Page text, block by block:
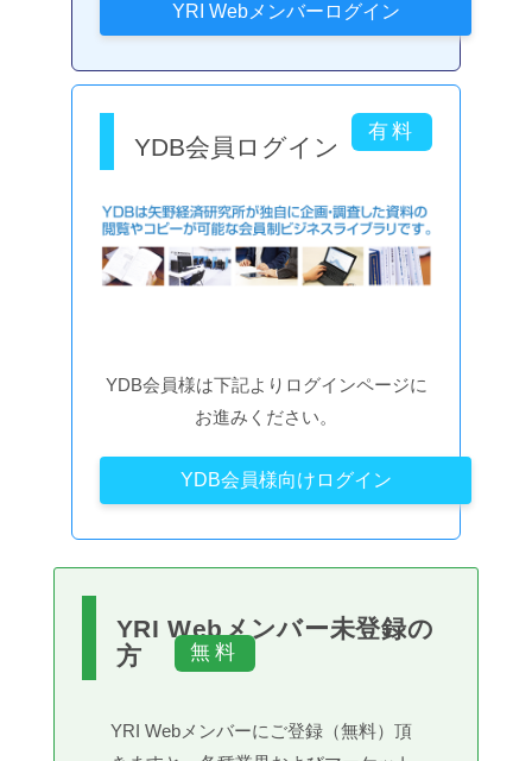
YDB会員ログイン
YDB会員様は下記よりログインページに
お進みください。
YDB会員様向けログイン
YRI Webメンバー未登録の
方
YRI Webメンバーにご登録（無料）頂